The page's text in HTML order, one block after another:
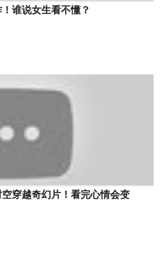
谁说女生看不懂？
穿越奇幻片！看完心情会变